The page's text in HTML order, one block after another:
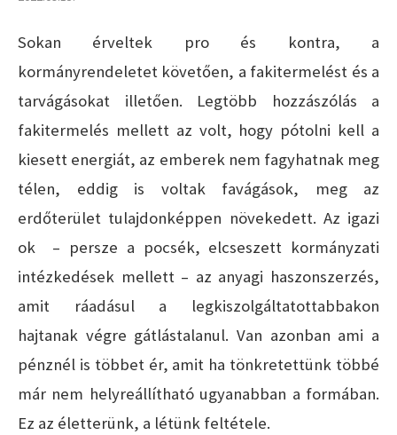
Sokan érveltek pro és kontra, a
kormányrendeletet követően, a fakitermelést és a
tarvágásokat illetően. Legtöbb hozzászólás a
fakitermelés mellett az volt, hogy pótolni kell a
kiesett energiát, az emberek nem fagyhatnak meg
télen, eddig is voltak favágások, meg az
erdőterület tulajdonképpen növekedett. Az igazi
ok – persze a pocsék, elcseszett kormányzati
intézkedések mellett – az anyagi haszonszerzés,
amit ráadásul a legkiszolgáltatottabbakon
hajtanak végre gátlástalanul. Van azonban ami a
pénznél is többet ér, amit ha tönkretettünk többé
már nem helyreállítható ugyanabban a formában.
Ez az életterünk, a létünk feltétele.